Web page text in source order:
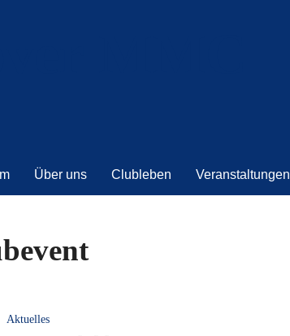
Über uns Clubleben Veranstaltungen
Aktuelles